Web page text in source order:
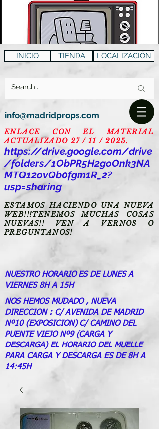
INICIO TIENDA LOCALIZACIÓN
info@madridprops.com
ENLACE CON EL MATERIAL
ACTUALIZADO 27 / 11 / 2025.
https://drive.google.com/drive
/folders/1ObPR5H2goOnk3NA
MTQ12ovQb0fgm1R_2?
usp=sharing
ESTAMOS HACIENDO UNA NUEVA
WEB!!!TENEMOS MUCHAS COSAS
NUEVAS!! VEN A VERNOS O
PREGUNTANOS!
NUESTRO HORARIO ES DE LUNES A
VIERNES 8H A 15H
NOS HEMOS MUDADO , NUEVA
DIRECCION : C/ AVENIDA DE MADRID
Nº10 (EXPOSICION) C/ CAMINO DEL
PUENTE VIEJO Nº9 (CARGA Y
DESCARGA) EL HORARIO DEL MUELLE
PARA CARGA Y DESCARGA ES DE 8H A
14:45H